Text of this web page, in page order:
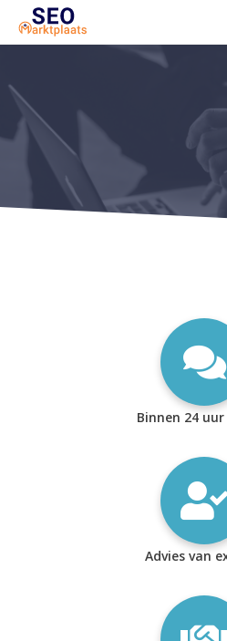
SEO tools
Marketeer bij jou
Offerte
1. Seo voor
2.
Binnen 24
Advies van